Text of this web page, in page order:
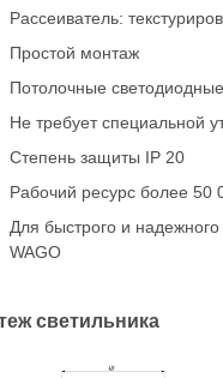
Рассеиватель:
Простой монтаж
Потолочные
Не требует специальной
Степень защиты IP 20
Рабочий ресурс более 50
Для быстрого и
WAGO
светильника